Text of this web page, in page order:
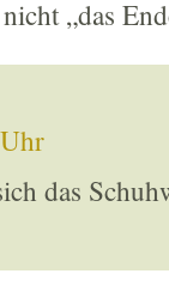
„das
das